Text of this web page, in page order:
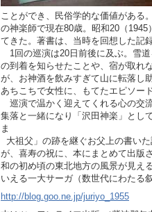
ことができ、民俗学的な価値がある
の神楽師で現在80歳。昭和20（
てきた。著書は、当時を回想した記
1回の巡演は20日前後に及ぶ。雪
の到着を知らせたことや、宿が取れ
が、お神酒を飲みすぎて山に転落し
あちこちで女性に、もてたエピソー
巡演で温かく迎えてくれる心の交
集落と一緒になり「沢田神楽」とし
ま
大祖父」の跡を継ぐお父上の書い
が、喜寿の祝に、本にまとめて出版
和の初め頃の東北地方の風景が見
いえる一大サーガ（数世代にわたる
http://blog.goo.ne.jp/juriyo_1955